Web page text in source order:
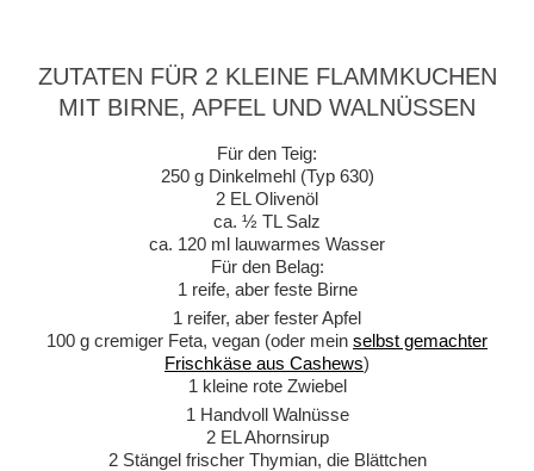
ZUTATEN FÜR 2 KLEINE FLAMMKUCHEN
MIT BIRNE, APFEL UND WALNÜSSEN
Für den Teig:
250 g Dinkelmehl (Typ 630)
2 EL Olivenöl
ca. ½ TL Salz
ca. 120 ml lauwarmes Wasser
Für den Belag:
1 reife, aber feste Birne
1 reifer, aber fester Apfel
100 g cremiger Feta, vegan (oder mein selbst gemachter
Frischkäse aus Cashews)
1 kleine rote Zwiebel
1 Handvoll Walnüsse
2 EL Ahornsirup
2 Stängel frischer Thymian, die Blättchen